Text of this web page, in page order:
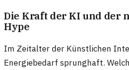
Die Kraft der KI und der
Hype
Im Zeitalter der Künstlichen
Energiebedarf sprunghaft.